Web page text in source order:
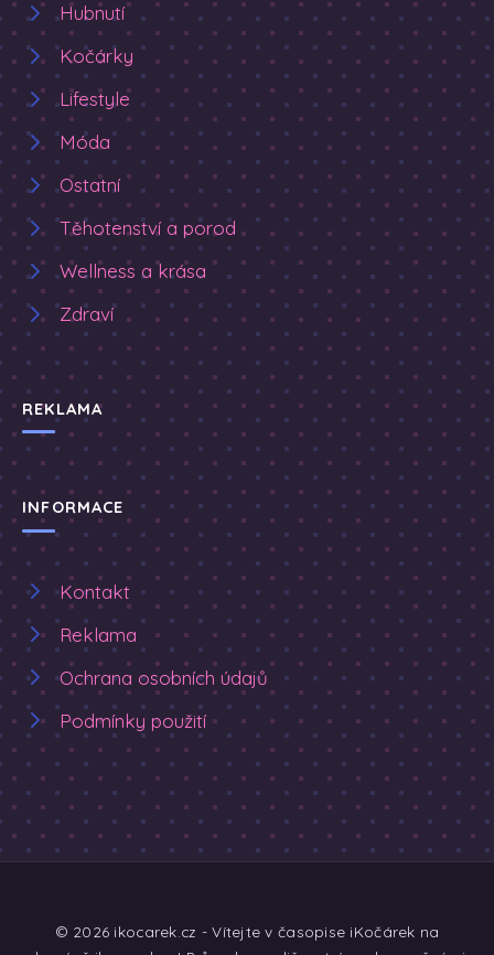
Hubnutí
Kočárky
Lifestyle
Móda
Ostatní
Těhotenství a porod
Wellness a krása
Zdraví
REKLAMA
INFORMACE
Kontakt
Reklama
Ochrana osobních údajů
Podmínky použití
© 2026 ikocarek.cz - Vítejte v časopise iKočárek na